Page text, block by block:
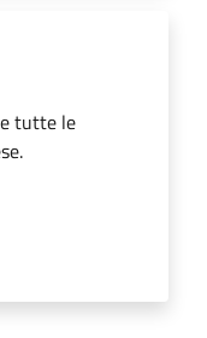
tutte le